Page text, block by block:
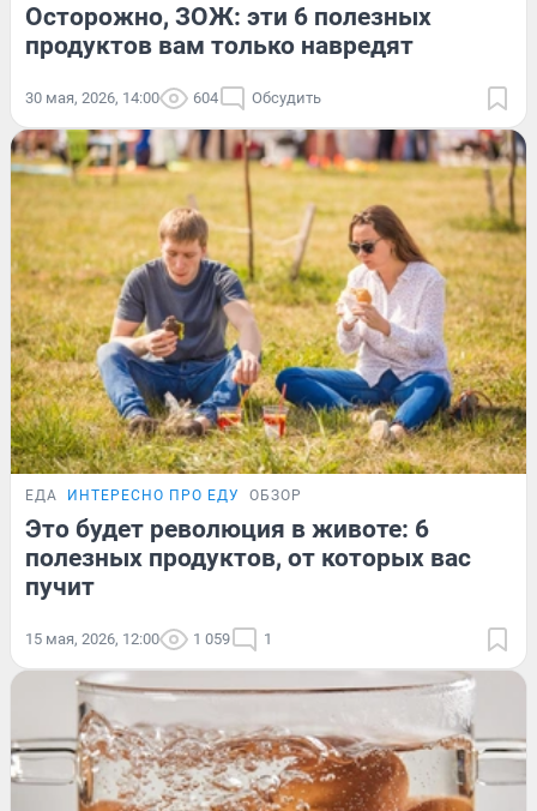
Осторожно, ЗОЖ: эти 6 полезных
продуктов вам только навредят
30 мая, 2026, 14:00 604 Обсудить
ЕДА ИНТЕРЕСНО ПРО ЕДУ ОБЗОР
Это будет революция в животе: 6
полезных продуктов, от которых вас
пучит
15 мая, 2026, 12:00 1 059 1